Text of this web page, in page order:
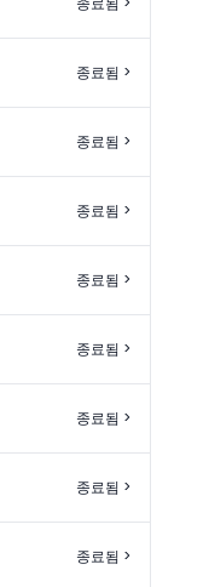
종료됨 >
종료됨 >
종료됨 >
종료됨 >
종료됨 >
종료됨 >
종료됨 >
종료됨 >